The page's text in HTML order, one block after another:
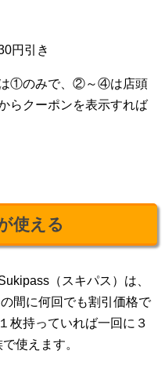
円引き
は①のみで、②～④は店頭
らクーポンを表示すれば
使える
（スキパス）は、
間に何回でも割引価格で
枚持っていれば一回に３
使えます。